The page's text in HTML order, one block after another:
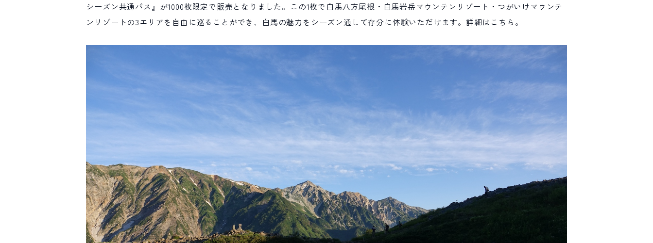
シーズン共通パス』が1000枚限定で販売となりました。この1枚で白馬八方尾根・白馬岩岳マウンテンリゾート・つがいけマウンテ
ンリゾートの3エリアを自由に巡ることができ、白馬の魅力をシーズン通して存分に体験いただけます。詳細は こちら。